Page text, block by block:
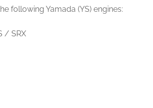
following Yamada (YS) engines:
/ SRX